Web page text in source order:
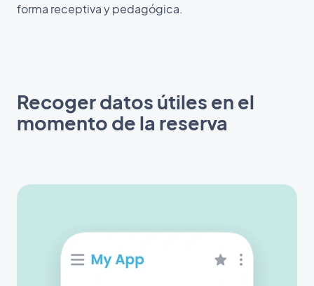
forma receptiva y pedagógica.
Recoger datos útiles en el
momento de la reserva